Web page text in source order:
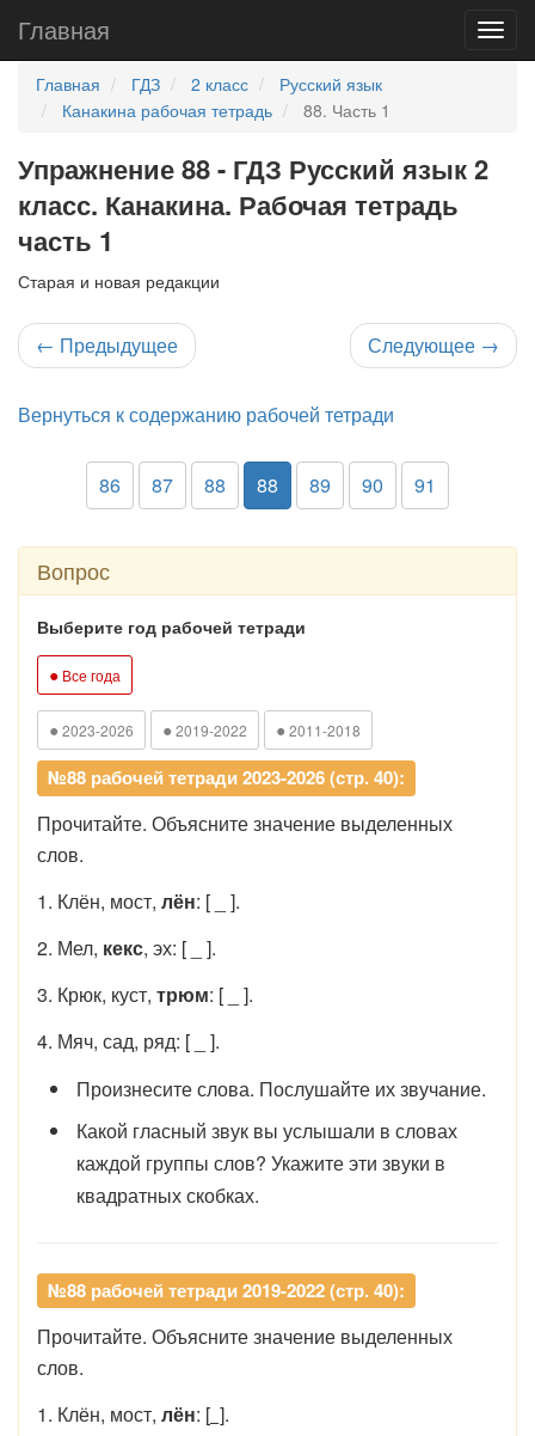
Главная
Главная ГДЗ 2 класс
Русский язык
Канакина рабочая тетрадь
88. Часть 1
Упражнение 88 - ГДЗ Русский язык 2
класс. Канакина. Рабочая тетрадь
часть 1
Старая и новая редакции
← Предыдущее Следующее →
Вернуться к содержанию рабочей тетради
86 87 88 88 89 90 91
Вопрос
Выберите год рабочей тетради
● Все года
● 2023-2026 ● 2019-2022 ● 2011-2018
№88 рабочей тетради 2023-2026 (стр. 40):
Прочитайте. Объясните значение выделенных
слов.
1. Клён, мост, лён: [ _ ].
2. Мел, кекс, эх: [ _ ].
3. Крюк, куст, трюм: [ _ ].
4. Мяч, сад, ряд: [ _ ].
Произнесите слова. Послушайте их звучание.
Какой гласный звук вы услышали в словах
каждой группы слов? Укажите эти звуки в
квадратных скобках.
№88 рабочей тетради 2019-2022 (стр. 40):
Прочитайте. Объясните значение выделенных
слов.
1. Клён, мост, лён: [ ].